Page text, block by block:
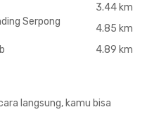
3.44 km
Serpong
4.85 km
4.89 km
langsung, kamu bisa